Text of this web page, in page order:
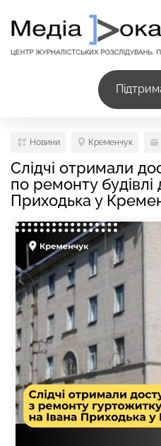
Новини Кременчук
Слідчі отримали
по ремонту
Приходька у